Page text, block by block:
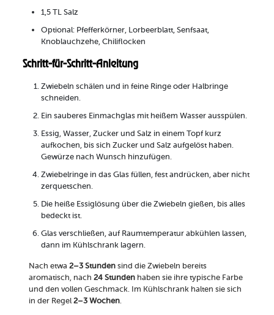
1,5 TL Salz
Optional: Pfefferkörner, Lorbeerblatt, Senfsaat,
Knoblauchzehe, Chiliflocken
Schritt-für-Schritt-Anleitung
Zwiebeln schälen und in feine Ringe oder Halbringe
schneiden.
Ein sauberes Einmachglas mit heißem Wasser ausspülen.
Essig, Wasser, Zucker und Salz in einem Topf kurz
aufkochen, bis sich Zucker und Salz aufgelöst haben.
Gewürze nach Wunsch hinzufügen.
Zwiebelringe in das Glas füllen, fest andrücken, aber nicht
zerquetschen.
Die heiße Essiglösung über die Zwiebeln gießen, bis alles
bedeckt ist.
Glas verschließen, auf Raumtemperatur abkühlen lassen,
dann im Kühlschrank lagern.
Nach etwa 2–3 Stundensind die Zwiebeln bereits
aromatisch, nach 24 Stundenhaben sie ihre typische Farbe
und den vollen Geschmack. Im Kühlschrank halten sie sich
in der Regel 2–3 Wochen.